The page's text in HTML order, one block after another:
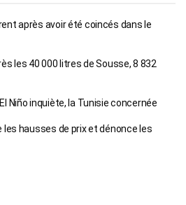
après avoir été coincés dans le
les 40 000 litres de Sousse, 8 832
Niño inquiète, la Tunisie concernée
les hausses de prix et dénonce les